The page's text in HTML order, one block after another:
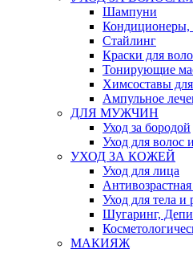
Шампуни
Кондиционеры,
Стайлинг
Краски для
Тонирующие
Химсоставы
Ампульное
ДЛЯ МУЖЧИН
Уход за бородой
Уход для волос
УХОД ЗА КОЖЕЙ
Уход для лица
Уход для тела и
Шугаринг,
МАКИЯЖ